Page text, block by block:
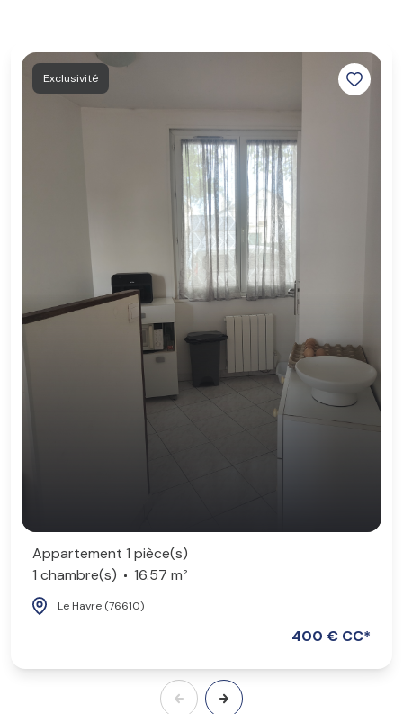
Exclusivité
Appartement 1 pièce(s)
1 chambre(s)
16.57 m²
Le Havre (76610)
400 € CC*